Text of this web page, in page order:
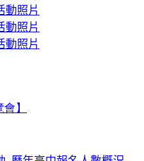
動照片
動照片
動照片
會 】